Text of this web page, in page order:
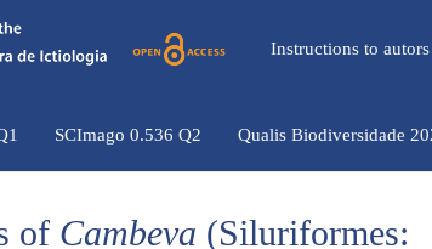
Instructions to
SCImago 0.536 Q2 Qualis Biodiversidade
of Cambeva (Siluriformes: